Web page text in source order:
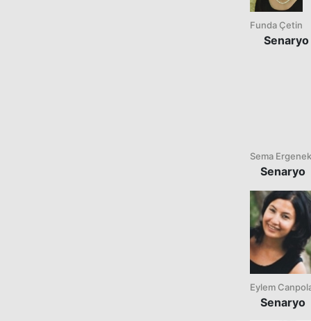
Funda Çetin
Senaryo
Sema
Senaryo
Eylem
Senaryo